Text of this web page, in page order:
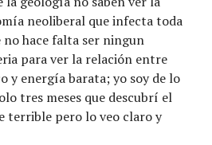
neoliberal que infecta toda
no hace falta ser ningun
para ver la relación entre
y energía barata; yo soy de lo
tres meses que descubrí el
terrible pero lo veo claro y